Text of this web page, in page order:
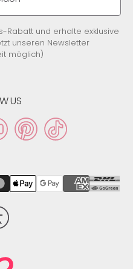
Rabatt und erhalte exklusive
unseren Newsletter
möglich)
US
PinterestTikTok